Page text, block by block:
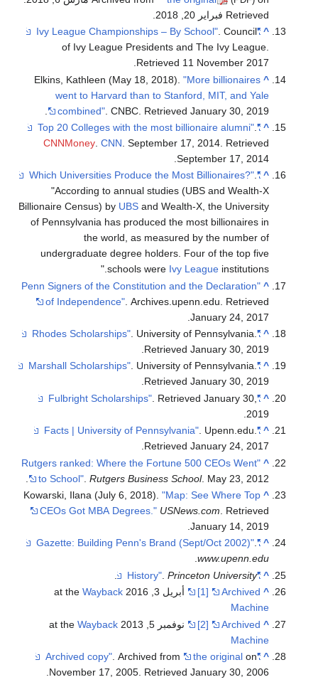
Retrieved فبراير 20, 2018
^
"Ivy League Championships – By School"
. Council
of Ivy League Presidents and The Ivy League
Retrieved 11 November 2017
^
Elkins, Kathleen (May 18, 2018)."More billionaires
went to Harvard than to Stanford, MIT, and Yale
combined" . CNBC . RetrievedJanuary 30, 2019
^
"Top 20 Colleges with the most billionaire alumni"
.
CNNMoney .CNN . September 17, 2014 . Retrieved
September 17,
2014
.
^
"Which Universities Produce the Most Billionaires?"
.
According to annual studies (UBS and Wealth-X
Billionaire Census) by UBS and Wealth-X, the University
of Pennsylvania has produced the most billionaires in
the world, as measured by the number of
undergraduate degree holders. Four of the top five
schools were Ivy League institutions.
^
"Penn Signers of the Constitution and the Declaration
of Independence" . Archives.upenn.edu . Retrieved
January 24, 2017
.
^
"Rhodes Scholarships"
. University of Pennsylvania .
RetrievedJanuary 30, 2019
^
"Marshall Scholarships"
. University of Pennsylvania.
RetrievedJanuary 30, 2019
.
^
"Fulbright Scholarships"
. RetrievedJanuary 30,
2019
^
"Facts | University of Pennsylvania"
. Upenn.edu.
RetrievedJanuary 24, 2017
.
^
"Rutgers ranked: Where the Fortune 500 CEOs Went
to School" .Rutgers Business School. May 23, 2012.
^
Kowarski, Ilana (July 6, 2018)."Map: See Where Top
CEOs Got MBA Degrees." USNews.com
January 14, 2019.
^
"Gazette: Building Penn's Brand (Sept/Oct 2002)"
.
www.upenn.edu
.
^
"History"
.Princeton University
.
^
[1] Archived أبريل 3, 2016 at the
Wayback
Machine
^
[2] Archived نوفمبر 5, 2013 at the
Wayback
Machine
^
"Archived copy"
. Archived from the original on
November 17, 2005 . RetrievedJanuary 30, 2006